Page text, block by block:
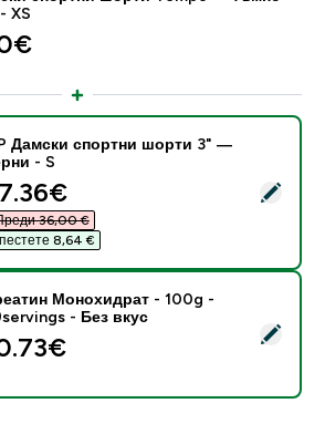
XS
- MP Дамски спортни шорти 3"
Дамски спортни шорти 3" —
- S
price
36,00 €‎
8,64 €‎
- Креатин Монохидрат - 100g -
Монохидрат - 100g -
- Без вкус